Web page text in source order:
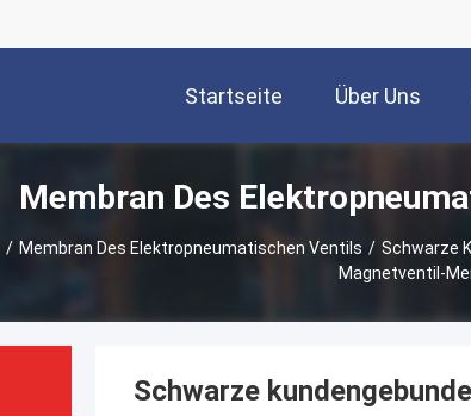
Startseite Über Uns
Membran Des
/ Membran Des Elektropneumatischen Ventils / Schwarze
Magnetventil-
Schwarze